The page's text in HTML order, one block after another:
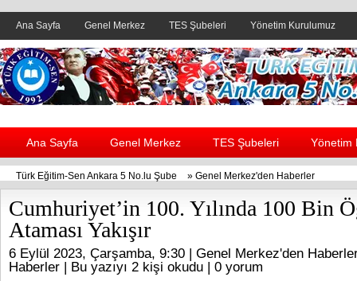
Ana Sayfa Genel Merkez TES Şubeleri Yönetim Kurulumuz
Header yanı reklam alanı
Ana Sayfa Genel Merkez TES Şubeleri Yönetim
Türk Eğitim-Sen Ankara 5 No.lu Şube » Genel Merkez'den Haberler
Cumhuriyet’in 100. Yılında 100 Bin
Ataması Yakışır
6 Eylül 2023, Çarşamba, 9:30 | Genel Merkez'den Haberler
Haberler | Bu yazıyı 2 kişi okudu | 0 yorum